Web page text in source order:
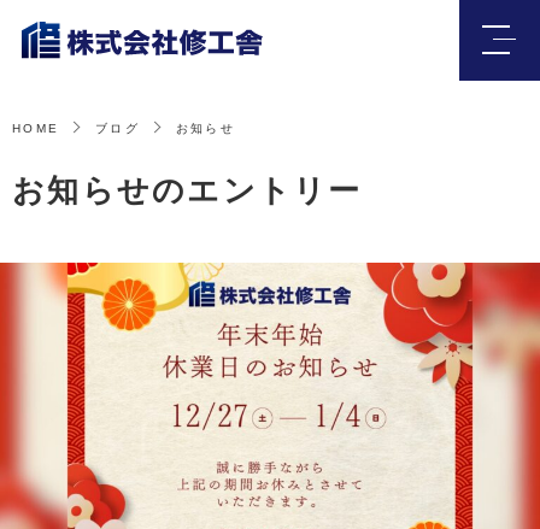
HOME ブログ お知らせ
お知らせのエントリー